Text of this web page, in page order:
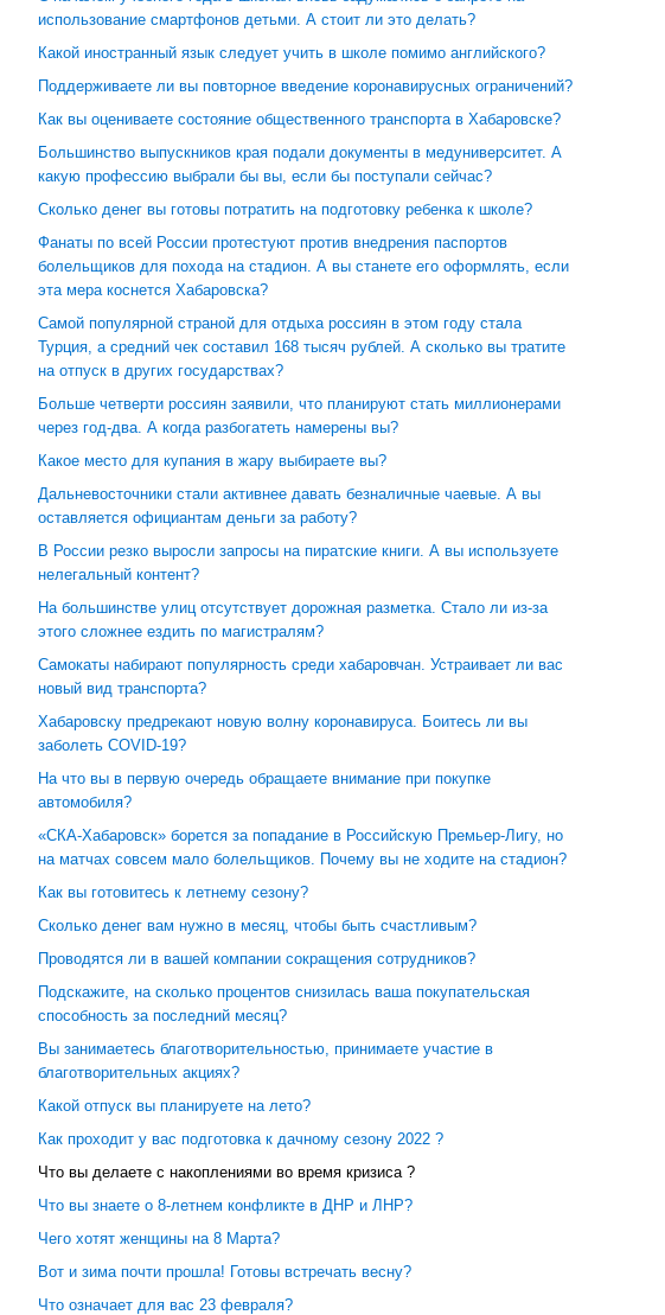
использование смартфонов детьми. А стоит ли это делать?
Какой иностранный язык следует учить в школе помимо английского?
Поддерживаете ли вы повторное введение коронавирусных ограничений?
Как вы оцениваете состояние общественного транспорта в Хабаровске?
Большинство выпускников края подали документы в медуниверситет. А
какую профессию выбрали бы вы, если бы поступали сейчас?
Сколько денег вы готовы потратить на подготовку ребенка к школе?
Фанаты по всей России протестуют против внедрения паспортов
болельщиков для похода на стадион. А вы станете его оформлять, если
эта мера коснется Хабаровска?
Самой популярной страной для отдыха россиян в этом году стала
Турция, а средний чек составил 168 тысяч рублей. А сколько вы тратите
на отпуск в других государствах?
Больше четверти россиян заявили, что планируют стать миллионерами
через год-два. А когда разбогатеть намерены вы?
Какое место для купания в жару выбираете вы?
Дальневосточники стали активнее давать безналичные чаевые. А вы
оставляется официантам деньги за работу?
В России резко выросли запросы на пиратские книги. А вы используете
нелегальный контент?
На большинстве улиц отсутствует дорожная разметка. Стало ли из-за
этого сложнее ездить по магистралям?
Самокаты набирают популярность среди хабаровчан. Устраивает ли вас
новый вид транспорта?
Хабаровску предрекают новую волну коронавируса. Боитесь ли вы
заболеть COVID-19?
На что вы в первую очередь обращаете внимание при покупке
автомобиля?
«СКА-Хабаровск» борется за попадание в Российскую Премьер-Лигу, но
на матчах совсем мало болельщиков. Почему вы не ходите на стадион?
Как вы готовитесь к летнему сезону?
Сколько денег вам нужно в месяц, чтобы быть счастливым?
Проводятся ли в вашей компании сокращения сотрудников?
Подскажите, на сколько процентов снизилась ваша покупательская
способность за последний месяц?
Вы занимаетесь благотворительностью, принимаете участие в
благотворительных акциях?
Какой отпуск вы планируете на лето?
Как проходит у вас подготовка к дачному сезону 2022 ?
Что вы делаете с накоплениями во время кризиса ?
Что вы знаете о 8-летнем конфликте в ДНР и ЛНР?
Чего хотят женщины на 8 Марта?
Вот и зима почти прошла! Готовы встречать весну?
Что означает для вас 23 февраля?